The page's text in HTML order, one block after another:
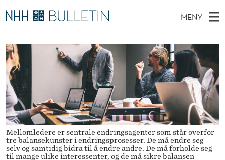
H
V
O
R
D
A
N
S
MENY
O
V
E
D
M
E
N
Y
Ø
K
I
N
E
T
T
S
T
E
D
E
T
Stipendiater og nye forskerprofiler
Disputaser
Ekspertutvalg
Om Bulletin
Mellomledere er sentrale endringsagenter som står overfor
tre balansekunster i endringsprosesser. De må endre seg
selv og samtidig bidra til å endre andre. De må forholde seg
til mange ulike interessenter, og de må sikre balansen